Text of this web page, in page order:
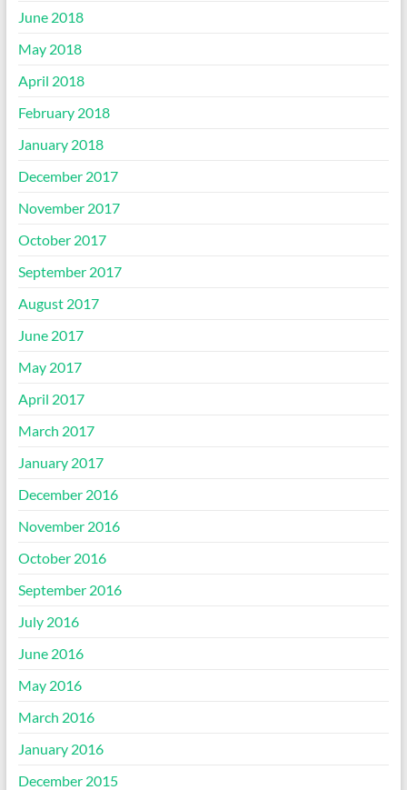
June 2018
May 2018
April 2018
February 2018
January 2018
December 2017
November 2017
October 2017
September 2017
August 2017
June 2017
May 2017
April 2017
March 2017
January 2017
December 2016
November 2016
October 2016
September 2016
July 2016
June 2016
May 2016
March 2016
January 2016
December 2015